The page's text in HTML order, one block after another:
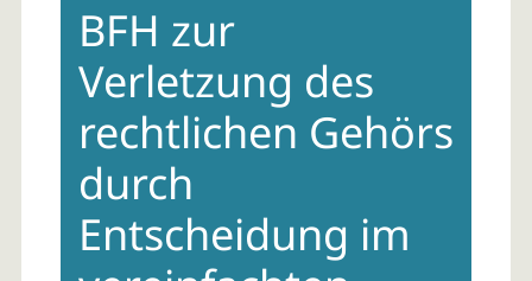
contentBFH zur
Verletzung des
rechtlichen Gehörs
durch
Entscheidung im